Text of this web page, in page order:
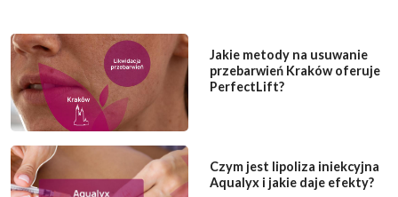
Jakie metody na usuwanie
przebarwień Kraków oferuje
PerfectLift?
Czym jest lipoliza iniekcyjna
Aqualyx i jakie daje efekty?